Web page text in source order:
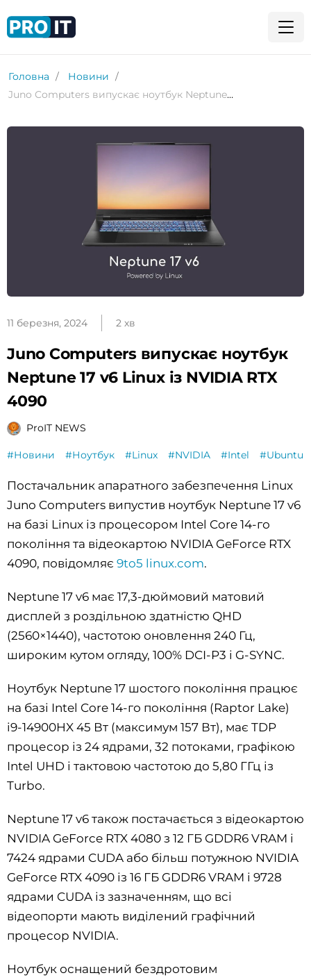
Головна
Новини
Juno Computers випускає ноутбук Neptune 17 v6 Linux із NVIDIA RTX 4090
11 березня, 2024 2 хв
Juno Computers випускає ноутбук
Neptune 17 v6 Linux із NVIDIA RTX
4090
ProIT NEWS
#Новини #Ноутбук #Linux #NVIDIA #Intel #Ubuntu
Постачальник апаратного забезпечення Linux
Juno Computers випустив ноутбук Neptune 17 v6
на базі Linux із процесором Intel Core 14-го
покоління та відеокартою NVIDIA GeForce RTX
4090, повідомляє 9to5 linux.com.
Neptune 17 v6 має 17,3-дюймовий матовий
дисплей з роздільною здатністю QHD
(2560×1440), частотою оновлення 240 Гц,
широким кутом огляду, 100% DCI-P3 і G-SYNC.
Ноутбук Neptune 17 шостого покоління працює
на базі Intel Core 14-го покоління (Raptor Lake)
i9-14900HX 45 Вт (максимум 157 Вт), має TDP
процесор із 24 ядрами, 32 потоками, графікою
Intel UHD і тактовою частотою до 5,80 ГГц із
Turbo.
Neptune 17 v6 також постачається з відеокартою
NVIDIA GeForce RTX 4080 з 12 ГБ GDDR6 VRAM і
7424 ядрами CUDA або більш потужною NVIDIA
GeForce RTX 4090 із 16 ГБ GDDR6 VRAM і 9728
ядрами CUDA із зазначенням, що всі
відеопорти мають виділений графічний
процесор NVIDIA.
Ноутбук оснащений бездротовим